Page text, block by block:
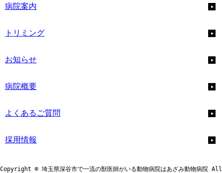
病院案内
トリミング
お知らせ
病院概要
よくあるご質問
採用情報
Copyright © 埼玉県深谷市で一流の獣医師がいる動物病院はあざみ動物病院 All